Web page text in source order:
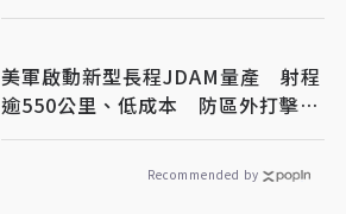
美軍啟動新型長程JDAM量產 射程
逾550公里、低成本 防區外打擊新
利器
Recommended by